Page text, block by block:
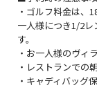
・ゴルフ料金は、
一人様につき1/2レ
す。
・お一人様のヴィ
・レストランでの
・キャディバッグ